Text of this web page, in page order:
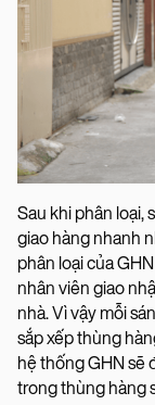
Sau khi phân loại,
giao hàng nhanh
phân loại của
nhân viên giao
nhà. Vì vậy mỗi
sắp xếp thùng
hệ thống GHN sẽ
trong thùng hàng